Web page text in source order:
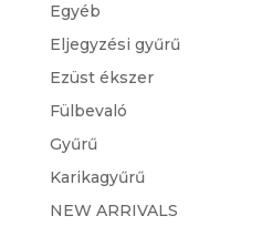
Egyéb
Eljegyzési gyűrű
Ezüst ékszer
Fülbevaló
Gyűrű
Karikagyűrű
NEW ARRIVALS